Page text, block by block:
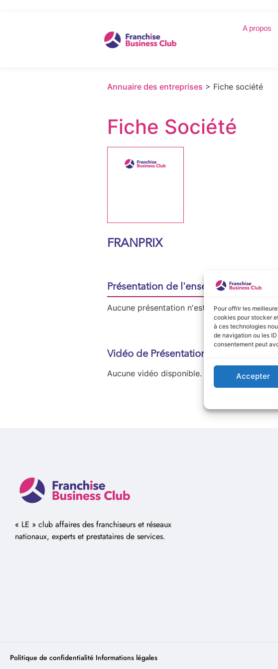
Pour offrir les
cookies pour stocker
à ces technologies
de navigation ou les
consentement peut
Accepter
A propos
Annuaire des entreprises > Fiche société
Fiche Société
FRANPRIX
Présentation de l'enseigne :
Aucune présentation n'est disponible
Vidéo de Présentation
Aucune vidéo disponible.
« LE » club affaires des franchiseurs et réseaux
nationaux, experts et prestataires de services.
Politique de confidentialité Informations légales